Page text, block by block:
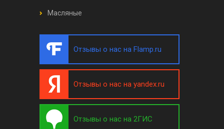
Масляные
Отзывы о нас на Flamp.ru
Отзывы о нас на yandex.ru
Отзывы о нас на 2ГИС